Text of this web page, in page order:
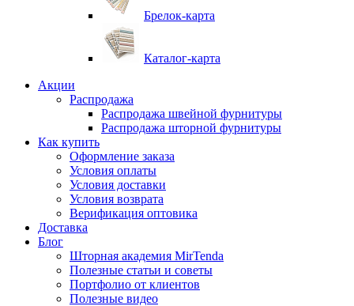
Брелок-карта
Каталог-карта
Акции
Распродажа
Распродажа швейной фурнитуры
Распродажа шторной фурнитуры
Как купить
Оформление заказа
Условия оплаты
Условия доставки
Условия возврата
Верификация оптовика
Доставка
Блог
Шторная академия MirTenda
Полезные статьи и советы
Портфолио от клиентов
Полезные видео